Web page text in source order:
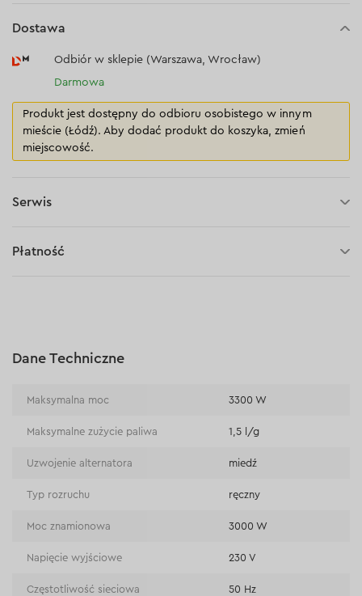
Dostawa
Odbiór w sklepie (Warszawa, Wrocław)
Darmowa
Produkt jest dostępny do odbioru osobistego w innym
mieście (Łódź). Aby dodać produkt do koszyka, zmień
miejscowość.
Serwis
Płatność
Płatność na rachunek bieżący (przelew tradycyjny)
Dane Techniczne
Maksymalna moc 3300 W
Maksymalne zużycie paliwa 1,5 l/g
Uzwojenie alternatora miedź
Typ rozruchu ręczny
Moc znamionowa 3000 W
Napięcie wyjściowe 230 V
Częstotliwość sieciowa 50 Hz